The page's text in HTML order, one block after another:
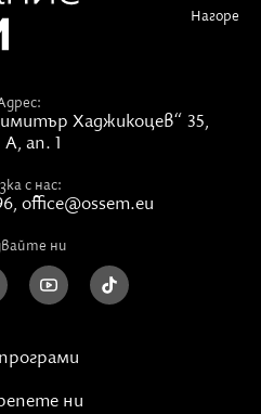
Нагоре
Хаджикоцев“ 35,
А, ап. 1
с нас:
, office@ossem.eu
ни
ни